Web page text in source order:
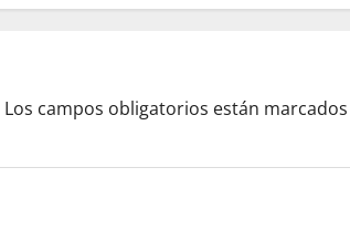
Los campos obligatorios están